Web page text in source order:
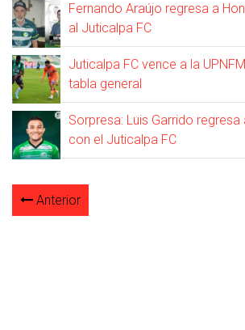
Fernando Araújo regresa a
al Juticalpa FC
Juticalpa FC vence a la
tabla general
Sorpresa: Luis Garrido
con el Juticalpa FC
Anterior